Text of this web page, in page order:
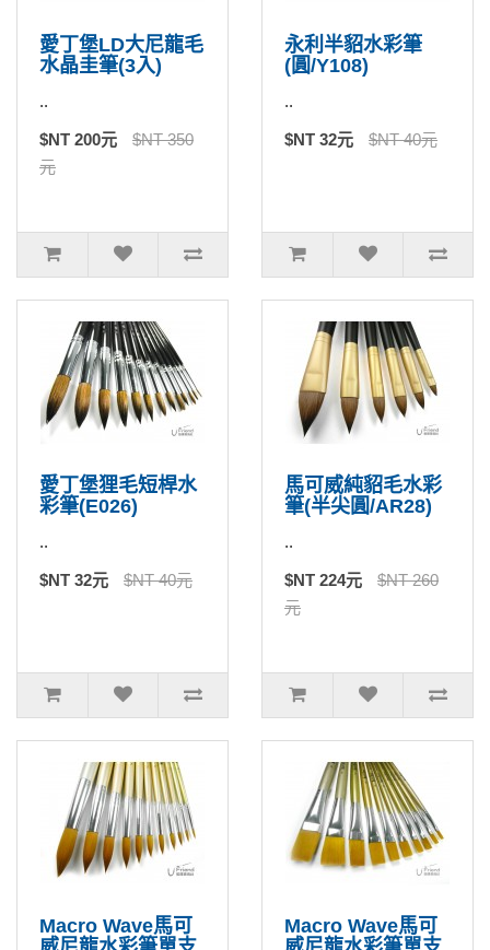
愛丁堡LD大尼龍毛
水晶圭筆(3入)
..
$NT 200元
$NT 350
元
永利半貂水彩筆
(圓/Y108)
..
$NT 32元 $NT 40元
愛丁堡狸毛短桿水
彩筆(E026)
..
$NT 32元 $NT 40元
馬可威純貂毛水彩
筆(半尖圓/AR28)
..
$NT 224元
$NT 260
元
Macro Wave馬可
Macro Wave馬可